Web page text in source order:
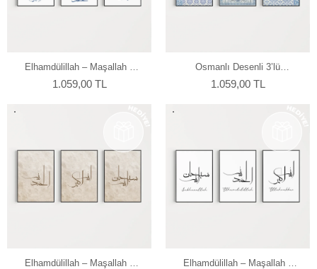
Elhamdülillah – Maşallah –
Sübhanallah Mavi Desenli 3’lü
Duvar Poster Seti
1.059,00 TL
Osmanlı Desenli 3’lü
Dekoratif Duvar Poster Seti
1.059,00 TL
Elhamdülillah – Maşallah –
Elhamdülillah – Maşallah –